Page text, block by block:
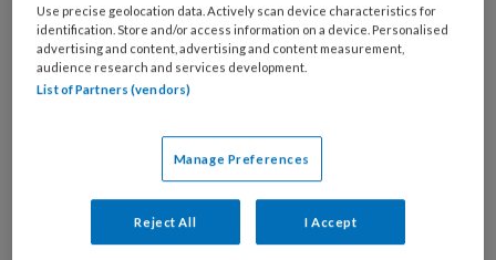
Bevorderen
regulatievaardigheden
een gebrek aan evenwichtige alertheid en
positieve emoties, vaak resulterend in
aandachtsproblemen, negatieve gedachten,
emoties en/of gedragsproblemen. Al op zeer
Use precise geolocation data. Actively scan device characteristics for
identification. Store and/or access information on a device. Personalised
advertising and content, advertising and content measurement,
audience research and services development.
List of Partners (vendors)
Manage Preferences
Reject All I Accept